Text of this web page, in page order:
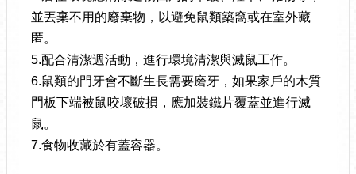
並丟棄不用的廢棄物，以避免鼠類築窩或在室外藏
匿。
5.配合清潔週活動，進行環境清潔與滅鼠工作。
6.鼠類的門牙會不斷生長需要磨牙，如果家戶的木質
門板下端被鼠咬壞破損，應加裝鐵片覆蓋並進行滅
鼠。
7.食物收藏於有蓋容器。